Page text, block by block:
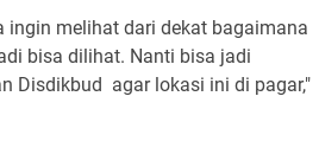
ingin melihat dari dekat bagaimana
bisa dilihat. Nanti bisa jadi
Disdikbud agar lokasi ini di pagar,"